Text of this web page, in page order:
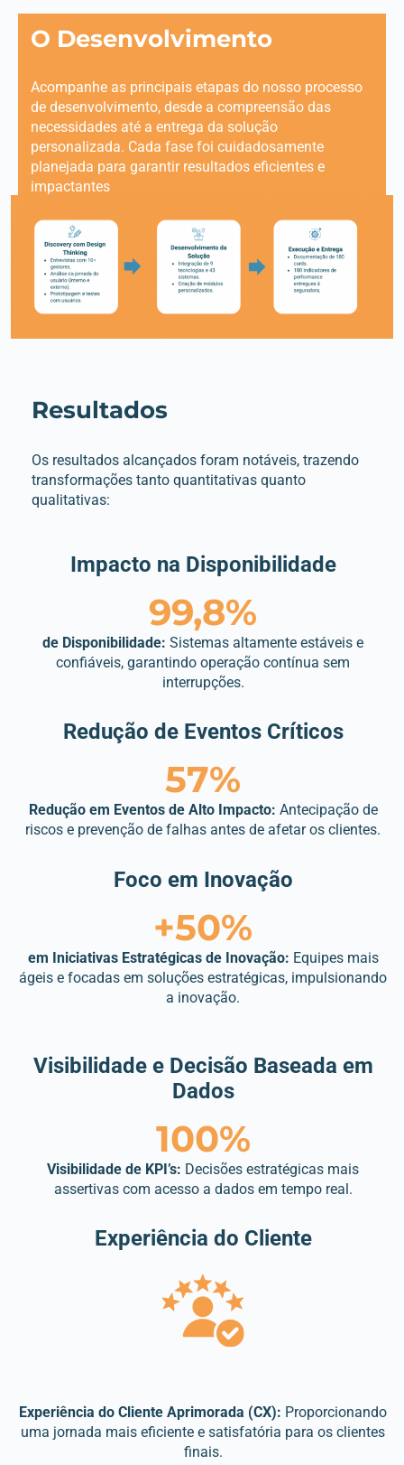
O Desenvolvimento
Acompanhe as principais etapas do nosso processo
de desenvolvimento, desde a compreensão das
necessidades até a entrega da solução
personalizada. Cada fase foi cuidadosamente
planejada para garantir resultados eficientes e
impactantes
Resultados
Os resultados alcançados foram notáveis, trazendo
transformações tanto quantitativas quanto
qualitativas:
Impacto na Disponibilidade
99,8%
de Disponibilidade: Sistemas altamente estáveis e
confiáveis, garantindo operação contínua sem
interrupções.
Redução de Eventos Críticos
57%
Redução em Eventos de Alto Impacto: Antecipação de
riscos e prevenção de falhas antes de afetar os clientes.
Foco em Inovação
+50%
em Iniciativas Estratégicas de Inovação: Equipes mais
ágeis e focadas em soluções estratégicas, impulsionando
a inovação.
Visibilidade e Decisão Baseada em
Dados
100%
Visibilidade de KPI’s: Decisões estratégicas mais
assertivas com acesso a dados em tempo real.
Experiência do Cliente
Experiência do Cliente Aprimorada (CX): Proporcionando
uma jornada mais eficiente e satisfatória para os clientes
finais.